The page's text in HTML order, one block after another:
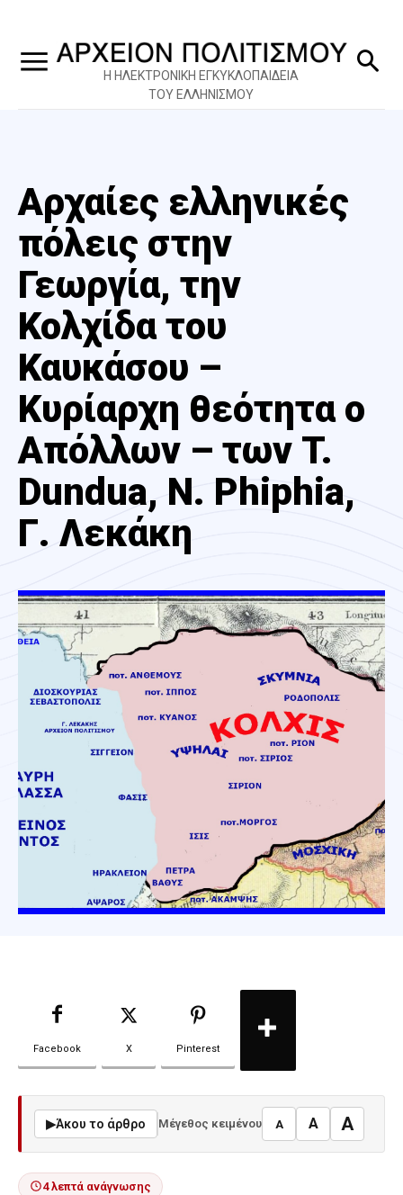
Η ΗΛΕΚΤΡΟΝΙΚΗ ΕΓΚΥΚΛΟΠΑΙΔΕΙΑ
ΤΟΥ ΕΛΛΗΝΙΣΜΟΥ
Αρχαίες ελληνικές
πόλεις στην
Γεωργία, την
Κολχίδα του
Καυκάσου –
Κυρίαρχη θεότητα ο
Απόλλων – των T.
Dundua, N. Phiphia,
Γ. Λεκάκη
Facebook X Pinterest
▶Άκου το άρθρο Μέγεθος κειμένου A A A
4 λεπτά ανάγνωσης